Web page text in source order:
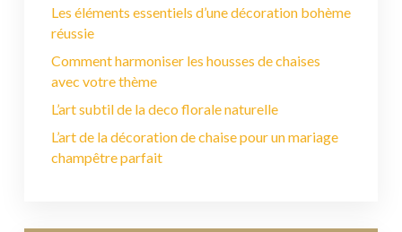
Les éléments essentiels d’une décoration bohème
réussie
Comment harmoniser les housses de chaises
avec votre thème
L’art subtil de la deco florale naturelle
L’art de la décoration de chaise pour un mariage
champêtre parfait